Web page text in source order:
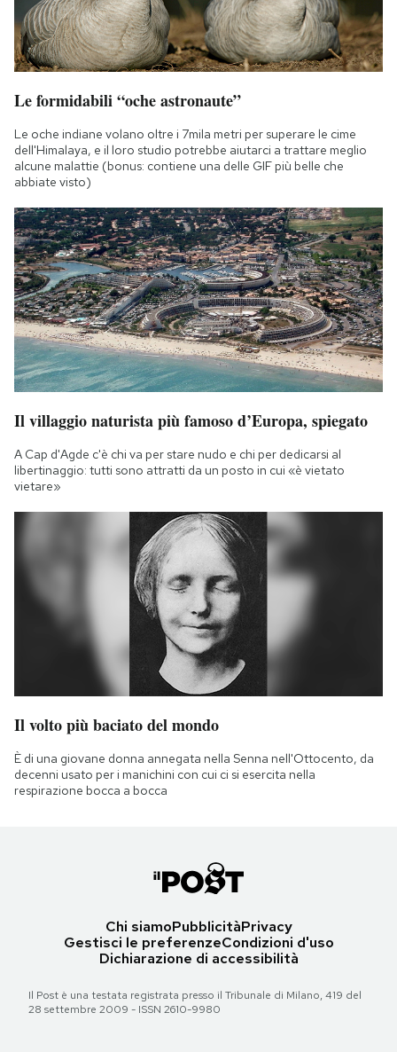
Le formidabili “oche astronaute”
Le oche indiane volano oltre i 7mila metri per superare le cime
dell'Himalaya, e il loro studio potrebbe aiutarci a trattare meglio
alcune malattie (bonus: contiene una delle GIF più belle che
abbiate visto)
Il villaggio naturista più famoso d’Europa, spiegato
A Cap d'Agde c'è chi va per stare nudo e chi per dedicarsi al
libertinaggio: tutti sono attratti da un posto in cui «è vietato
vietare»
Il volto più baciato del mondo
È di una giovane donna annegata nella Senna nell'Ottocento, da
decenni usato per i manichini con cui ci si esercita nella
respirazione bocca a bocca
Chi siamoPubblicitàPrivacy
Gestisci le preferenzeCondizioni d'uso
Dichiarazione di accessibilità
Il Post è una testata registrata presso il Tribunale di Milano, 419 del
28 settembre 2009 - ISSN 2610-9980